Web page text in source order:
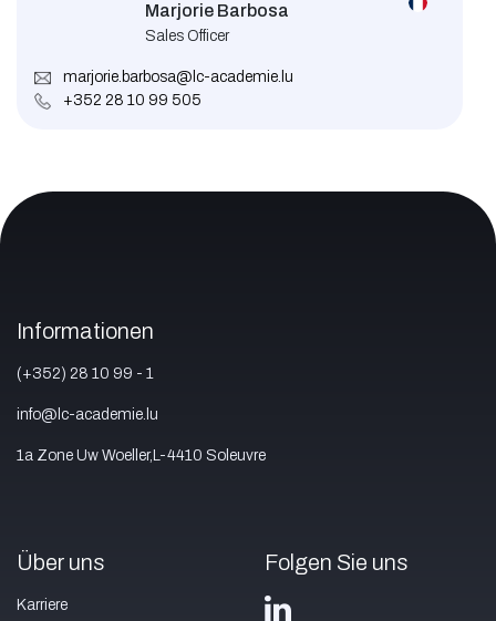
Marjorie Barbosa
Sales Officer
marjorie.barbosa@lc-academie.lu
+352 28 10 99 505
Informationen
(+352) 28 10 99 - 1
info@lc-academie.lu
1a Zone Uw Woeller,L-4410 Soleuvre
Über uns
Karriere
Folgen Sie uns